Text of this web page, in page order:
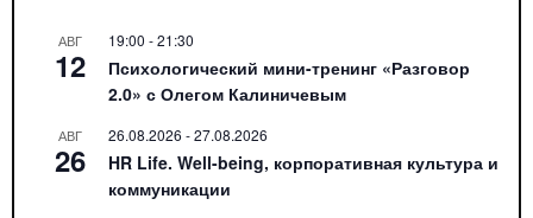
АВГ
12
19:00 -21:30
Психологический мини-тренинг «Разговор
2.0» с Олегом Калиничевым
АВГ
26
26.08.2026 -27.08.2026
HR Life. Well-being, корпоративная культура и
коммуникации